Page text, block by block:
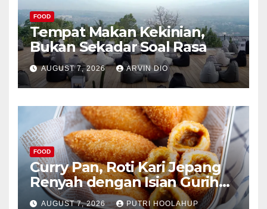
FOOD
Tempat Makan Kekinian,
Bukan Sekadar Soal Rasa
AUGUST 7, 2026 ARVIN DIO
FOOD
Curry Pan, Roti Kari Jepang
Renyah dengan Isian Gurih
Menggoda
AUGUST 7, 2026 PUTRI HOOLAHUP